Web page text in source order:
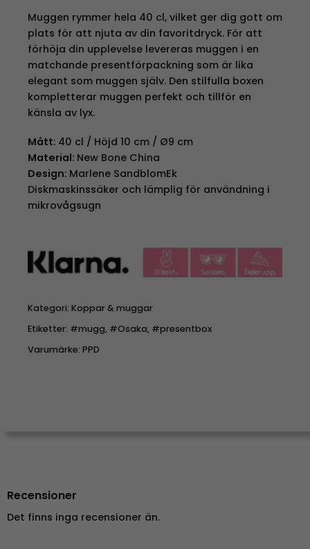
Muggen rymmer hela 40 cl, vilket ger dig gott om
plats för att njuta av din favoritdryck. För att
förhöja din upplevelse levereras muggen i en
matchande presentförpackning som är lika
elegant som muggen själv. Den stilfulla boxen
kompletterar muggen perfekt och tillför en
känsla av lyx.
Mått: 40 cl / Höjd 10 cm / Ø9 cm
Material: New Bone China
Design: Marlene SandblomEk
Diskmaskinssäker och lämplig för användning i
mikrovågsugn
Kategori: Koppar & muggar
Etiketter: #mugg, #Osaka, #presentbox
Varumärke: PPD
Recensioner
Det finns inga recensioner än.